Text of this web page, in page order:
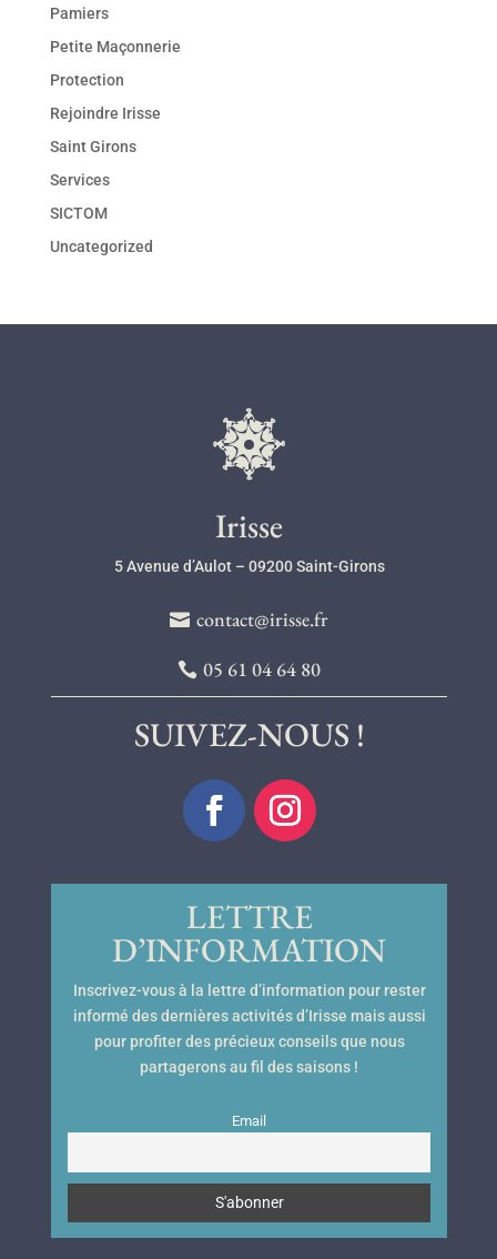
Pamiers
Petite Maçonnerie
Protection
Rejoindre Irisse
Saint Girons
Services
SICTOM
Uncategorized
l
Irisse
5 Avenue d’Aulot – 09200 Saint-Girons
contact@irisse.fr
05 61 04 64 80
SUIVEZ-NOUS !
LETTRE
D’INFORMATION
Inscrivez-vous à la lettre d’information pour rester
informé des dernières activités d’Irisse mais aussi
pour profiter des précieux conseils que nous
partagerons au fil des saisons !
Email